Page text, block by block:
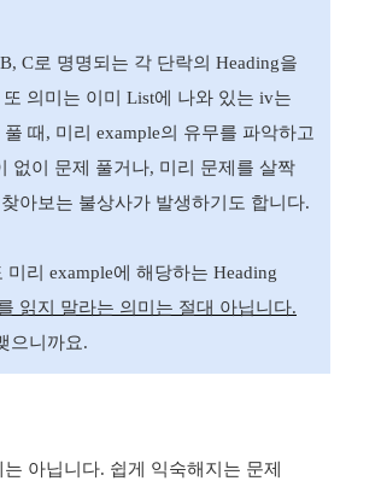
C로 명명되는 각 단락의 Heading을
의미는 이미 List에 나와 있는 iv는
때 , 미리 example의 유무를 파악하고
없이 문제 풀거나, 미리 문제를 살짝
아보는 불상사가 발생하기도 합니다.
리 example에 해당하는 Heading
읽지 말라는 의미는 절대 아닙니다.
으니까요.
는 아닙니다. 쉽게 익숙해지는 문제